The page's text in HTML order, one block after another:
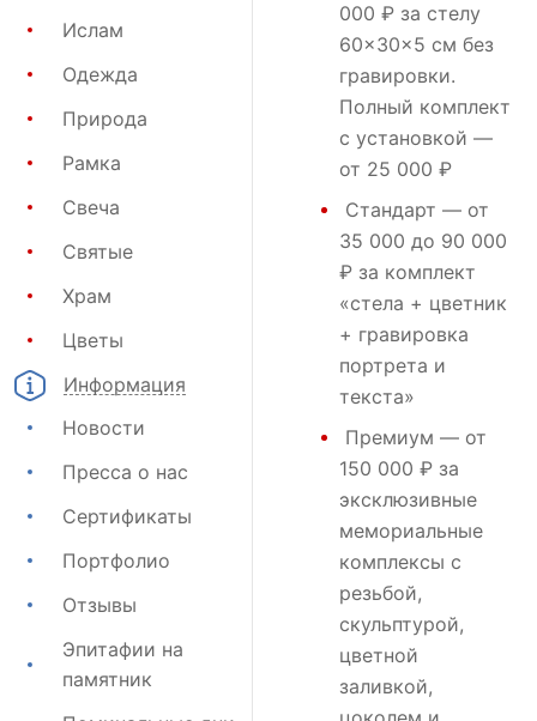
Ислам
Одежда
Природа
Рамка
Свеча
Святые
Храм
Цветы
Информация
Новости
Пресса о нас
Сертификаты
Портфолио
Отзывы
Эпитафии на
памятник
000 ₽ за стелу
60×30×5 см без
гравировки.
Полный комплект
с установкой —
от 25 000 ₽
Стандарт — от
35 000 до 90 000
₽ за комплект
«стела + цветник
+ гравировка
портрета и
текста»
Премиум — от
150 000 ₽ за
эксклюзивные
мемориальные
комплексы с
резьбой,
скульптурой,
цветной
заливкой,